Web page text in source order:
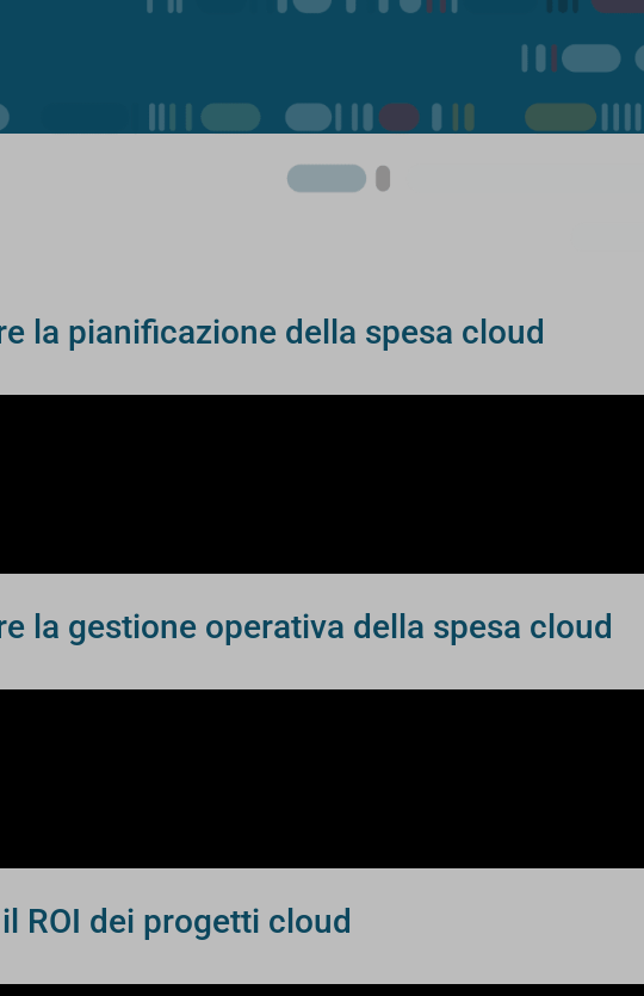
la pianificazione della spesa cloud
la gestione operativa della spesa cloud
ROI dei progetti cloud